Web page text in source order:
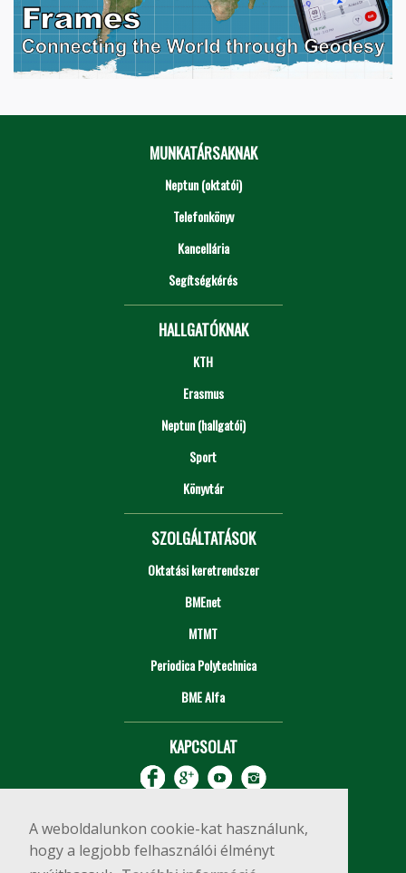
A weboldalunkon cookie-kat használunk,
hogy a legjobb felhasználói élményt
MUNKATÁRSAKNAK
Neptun (oktatói)
Telefonkönyv
Kancellária
Segítségkérés
HALLGATÓKNAK
KTH
Erasmus
Neptun (hallgatói)
Sport
Könyvtár
SZOLGÁLTATÁSOK
Oktatási keretrendszer
BMEnet
MTMT
Periodica Polytechnica
BME Alfa
KAPCSOLAT